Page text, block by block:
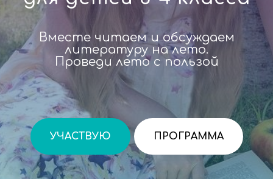
Вместе читаем и обсуждаем
литературу на лето.
Проведи лето с пользой
УЧАСТВУЮ ПРОГРАММА